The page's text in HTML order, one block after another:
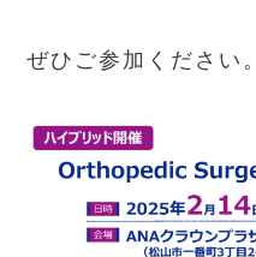
ぜひご参加ください。